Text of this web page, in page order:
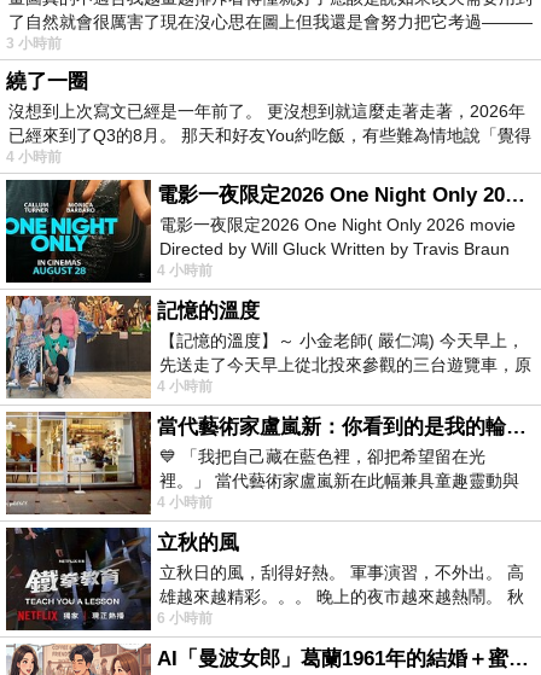
了自然就會很厲害了現在沒心思在圖上但我還是會努力把它考過———
3 小時前
繞了一圈
沒想到上次寫文已經是一年前了。 更沒想到就這麼走著走著，2026年
已經來到了Q3的8月。 那天和好友You約吃飯，有些難為情地說「覺得
4 小時前
電影一夜限定2026 One Night Only 2026 movie
電影一夜限定2026 One Night Only 2026 movie
Directed by Will Gluck Written by Travis Braun
Starring Monica Barbaro
4 小時前
記憶的溫度
【記憶的溫度】～ 小金老師( 嚴仁鴻) 今天早上，
先送走了今天早上從北投來參觀的三台遊覽車，原
以為展場已經差不多要安靜下來，卻發
4 小時前
當代藝術家盧嵐新：你看到的是我的輪廓，還是你的故事？——藏在藍色裡的希望與光
💙 「我把自己藏在藍色裡，卻把希望留在光
裡。」 當代藝術家盧嵐新在此幅兼具童趣靈動與
抽象韻味的新作中，用湛藍的羽翼般色塊包覆著
4 小時前
立秋的風
立秋日的風，刮得好熱。 軍事演習，不外出。 高
雄越來越精彩。。。 晚上的夜市越來越熱鬧。 秋
天的風刮得很熱 夜遊消暑熱。。。
6 小時前
AI「曼波女郎」葛蘭1961年的結婚＋蜜月旅行 #戀上老電影 #葛蘭 #粟子